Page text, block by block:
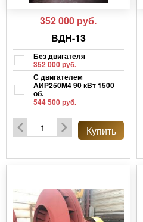
352 000 руб.
ВДН-13
Без двигателя
352 000 руб.
С двигателем
АИР250M4 90 кВт 1500
об.
544 500 руб.
цена по запросу
544 600 руб. Купить